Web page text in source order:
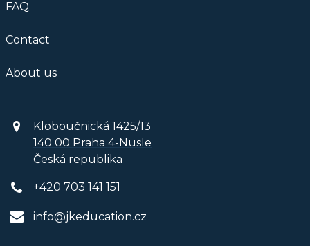
FAQ
Contact
About us
Kloboučnická 1425/13
140 00 Praha 4-Nusle
Česká republika
+420 703 141 151
info@jkeducation.cz